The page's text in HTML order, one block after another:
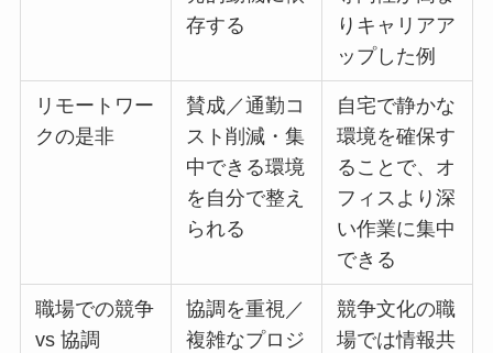
存する
りキャリアア
ップした例
リモートワー
クの是非
賛成／通勤コ
スト削減・集
中できる環境
を自分で整え
られる
自宅で静かな
環境を確保す
ることで、オ
フィスより深
い作業に集中
できる
職場での競争
vs 協調
協調を重視／
複雑なプロジ
競争文化の職
場では情報共